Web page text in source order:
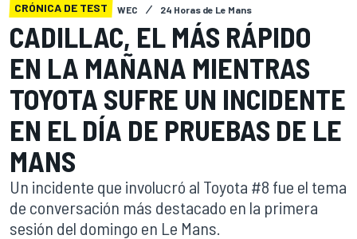
CRÓNICA DE TEST WEC 24 Horas de Le Mans
CADILLAC, EL MÁS RÁPIDO
EN LA MAÑANA MIENTRAS
TOYOTA SUFRE UN INCIDENTE
EN EL DÍA DE PRUEBAS DE LE
MANS
Un incidente que involucró al Toyota #8 fue el tema
de conversación más destacado en la primera
sesión del domingo en Le Mans.